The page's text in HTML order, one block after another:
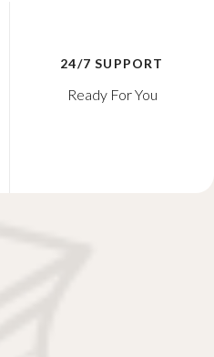
24/7 SUPPORT
Ready For You